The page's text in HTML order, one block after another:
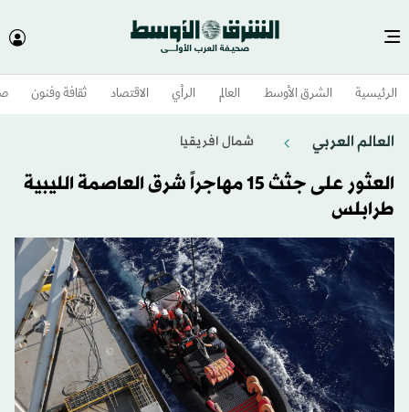
الرئيسية الشرق الأوسط​ العالم الرأي الاقتصاد ثقافة وفنون
العالم العربي شمال افريقيا
العثور على جثث 15 مهاجراً شرق العاصمة الليبية
طرابلس